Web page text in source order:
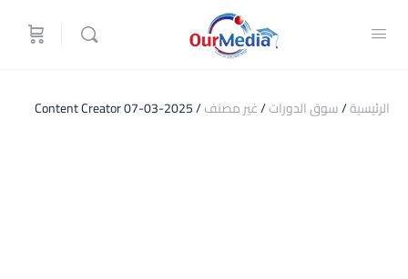
الرئيسية/سوق الدورات/غير مصنف/ Content Creator 07-03-2025